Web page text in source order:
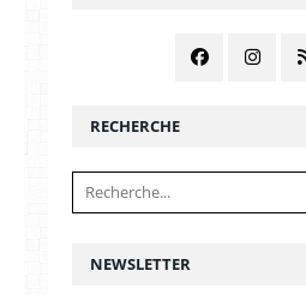
NEWSLETTER
RECHERCHE